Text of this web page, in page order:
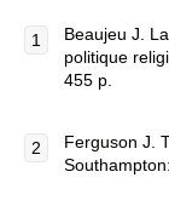
Beaujeu J.
politique
455 p.
Ferguson J.